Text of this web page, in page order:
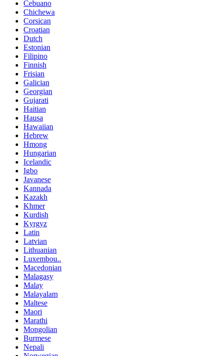
Cebuano
Chichewa
Corsican
Croatian
Dutch
Estonian
Filipino
Finnish
Frisian
Galician
Georgian
Gujarati
Haitian
Hausa
Hawaiian
Hebrew
Hmong
Hungarian
Icelandic
Igbo
Javanese
Kannada
Kazakh
Khmer
Kurdish
Kyrgyz
Latin
Latvian
Lithuanian
Luxembou..
Macedonian
Malagasy
Malay
Malayalam
Maltese
Maori
Marathi
Mongolian
Burmese
Nepali